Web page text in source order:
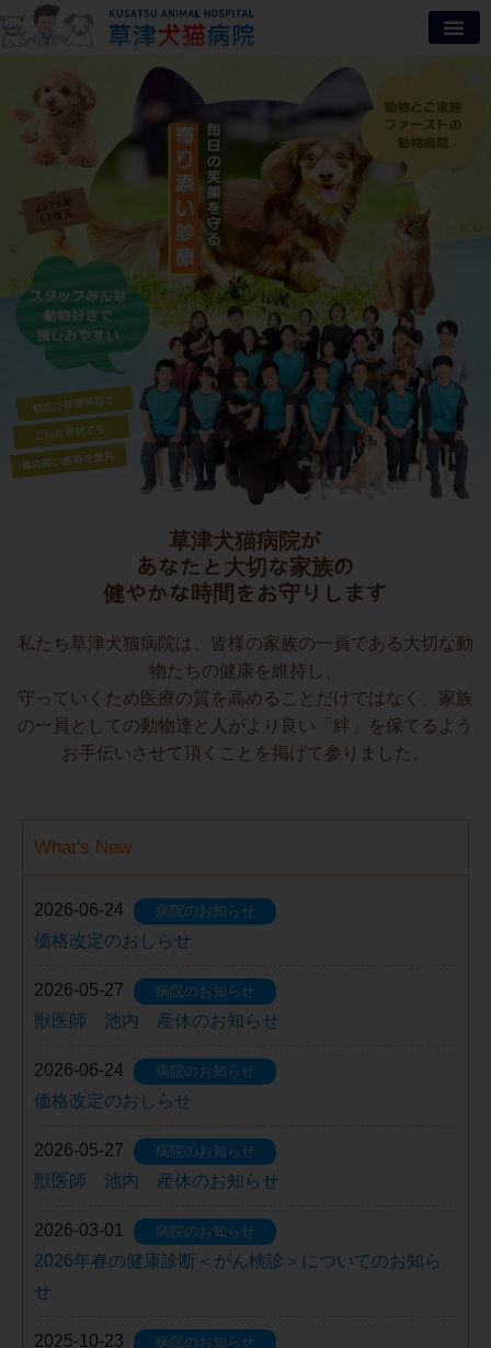
草津犬猫病院が
あなたと大切な家族の
健やかな時間をお守りします
私たち草津犬猫病院は、皆様の家族の一員である大切な動
物たちの健康を維持し、
守っていくため医療の質を高めることだけではなく、家族
の一員としての動物達と人がより良い「絆」を保てるよう
お手伝いさせて頂くことを掲げて参りました。
What's New
2026-06-24 病院のお知らせ
価格改定のおしらせ
2026-05-27 病院のお知らせ
獣医師 池内 産休のお知らせ
2026-06-24 病院のお知らせ
価格改定のおしらせ
2026-05-27 病院のお知らせ
獣医師 池内 産休のお知らせ
2026-03-01 病院のお知らせ
2026年春の健康診断＜がん検診＞についてのお知ら
せ
2025-10-23 病院のお知らせ